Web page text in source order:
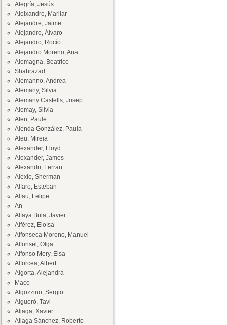
Alegría, Jesús
Aleixandre, Marilar
Alejandre, Jaime
Alejandro, Álvaro
Alejandro, Rocío
Alejandro Moreno, Ana
Alemagna, Beatrice
Shahrazad
Alemanno, Andrea
Alemany, Silvia
Alemany Castells, Josep
Alemay, Silvia
Alen, Paule
Alenda González, Paula
Aleu, Mireia
Alexander, Lloyd
Alexander, James
Alexandri, Ferran
Alexie, Sherman
Alfaro, Esteban
Alfau, Felipe
An
Alfaya Bula, Javier
Alférez, Eloísa
Alfonseca Moreno, Manuel
Alfonsel, Olga
Alfonso Mory, Elsa
Alforcea, Albert
Algorta, Alejandra
Maco
Algozzino, Sergio
Algueró, Tavi
Aliaga, Xavier
Aliaga Sánchez, Roberto